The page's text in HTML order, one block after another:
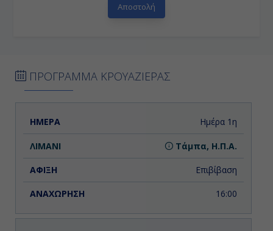
ΠΡΟΓΡΑΜΜΑ ΚΡΟΥΑΖΙΕΡΑΣ
ΗΜΕΡΑ ΑΝΑΧΩΡΗΣΗ
Ημέρα 1η
Τάμπα, Η.Π.Α.
Επιβίβαση
16:00